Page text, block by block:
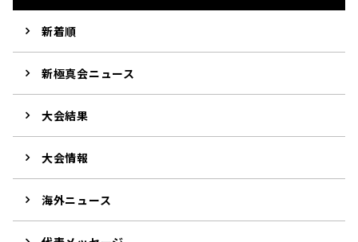
新着順
新極真会ニュース
大会結果
大会情報
海外ニュース